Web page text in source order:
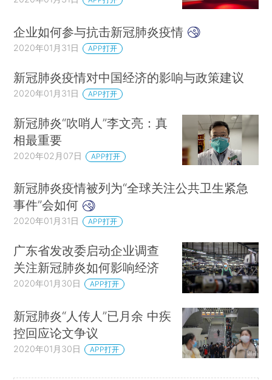
企业如何参与抗击新冠肺炎疫情
2020年01月31日 APP打开
新冠肺炎疫情对中国经济的影响与政策建议
2020年01月31日 APP打开
新冠肺炎“吹哨人”李文亮：真
相最重要
2020年02月07日 APP打开
新冠肺炎疫情被列为“全球关注公共卫生紧急
事件”会如何
2020年01月31日 APP打开
广东省发改委启动企业调查
关注新冠肺炎如何影响经济
2020年01月30日 APP打开
新冠肺炎“人传人”已月余 中疾
控回应论文争议
2020年01月30日 APP打开